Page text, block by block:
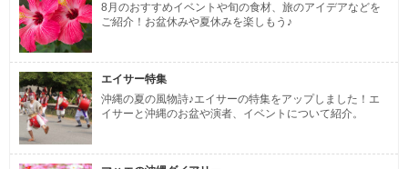
8月のおすすめイベントや旬の食材、旅のアイデアなどを
ご紹介！お盆休みや夏休みを楽しもう♪
エイサー特集
沖縄の夏の風物詩♪エイサーの特集をアップしました！エ
イサーと沖縄のお盆や演者、イベントについて紹介。